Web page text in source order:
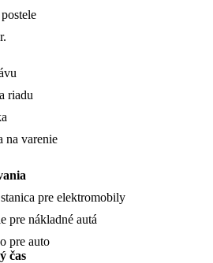
riadu
na varenie
pre elektromobily
pre nákladné autá
pre auto
čas